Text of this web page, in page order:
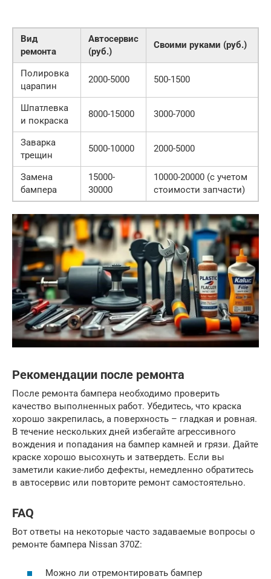
Вид
ремонта
Автосервис
(руб.)
Своими руками (руб.)
Полировка
царапин
2000-5000 500-1500
Шпатлевка
и покраска
8000-15000 3000-7000
Заварка
трещин
5000-10000 2000-5000
Замена
бампера
15000-
30000
10000-20000 (с учетом
стоимости запчасти)
Рекомендации после ремонта
После ремонта бампера необходимо проверить
качество выполненных работ. Убедитесь, что краска
хорошо закрепилась, а поверхность – гладкая и ровная.
В течение нескольких дней избегайте агрессивного
вождения и попадания на бампер камней и грязи. Дайте
краске хорошо высохнуть и затвердеть. Если вы
заметили какие-либо дефекты, немедленно обратитесь
в автосервис или повторите ремонт самостоятельно.
FAQ
Вот ответы на некоторые часто задаваемые вопросы о
ремонте бампера Nissan 370Z:
Можно ли отремонтировать бампер